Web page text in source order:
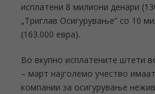
исплатени 8 милиони денари
„Триглав Осигурување“ со 10
(163.000 евра).
Во вкупно исплатените штети
– март најголемо учество
компании за осигурување